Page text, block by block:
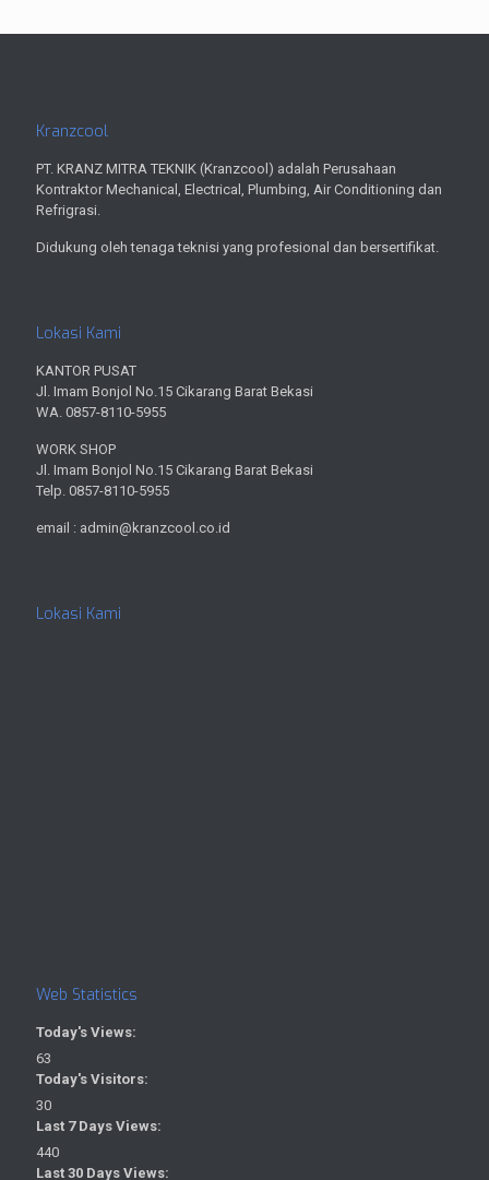
Kranzcool
PT. KRANZ MITRA TEKNIK (Kranzcool) adalah Perusahaan
Kontraktor Mechanical, Electrical, Plumbing, Air Conditioning dan
Refrigrasi.
Didukung oleh tenaga teknisi yang profesional dan bersertifikat.
Lokasi Kami
KANTOR PUSAT
Jl. Imam Bonjol No.15 Cikarang Barat Bekasi
WA. 0857-8110-5955
WORK SHOP
Jl. Imam Bonjol No.15 Cikarang Barat Bekasi
Telp. 0857-8110-5955
email : admin@kranzcool.co.id
Lokasi Kami
Web Statistics
Today's Views:
63
Today's Visitors:
30
Last 7 Days Views:
440
Last 30 Days Views: